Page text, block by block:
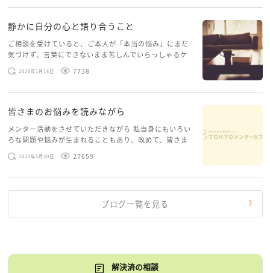
静かに自分の心と語り合うこと
ご相談を受けていると、ご本人が「本当の悩み」にまだ
気づけず、言葉にできないまま苦しんでいらっしゃるケ
ースがありますお悩みというのは、心の深いところ（深
層心理）に触れることで、まったく違う角度から解決の
2026年1月14日 7738
皆さまのお悩みを読みながら
メンター活動をさせていただきながら 私自身にもいろい
ろな問題や悩みが生まれることもあり、改めて、皆さま
のお悩みを読みながら 「みんな、もがいてる。わたし
だけじゃないんだな」と、逆に励まされるような日々で
2025年5月20日 27659
ブログ一覧を見る
解決済の相談